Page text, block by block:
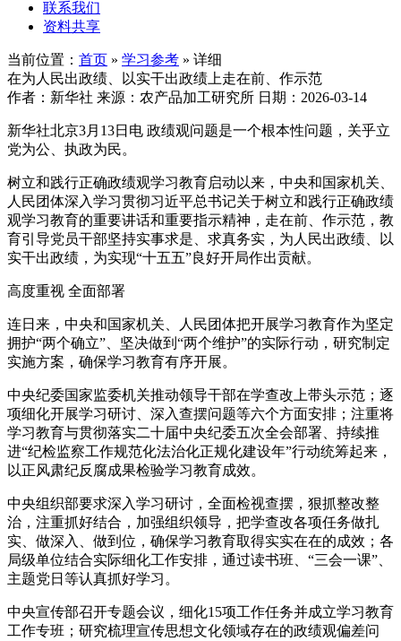
联系我们
资料共享
当前位置： 首页 » 学习参考 » 详细
在为人民出政绩、以实干出政绩上走在前、作示范
作者：新华社 来源：农产品加工研究所 日期：2026-03-14
新华社北京3月13日电 政绩观问题是一个根本性问题，关乎立
党为公、执政为民。
树立和践行正确政绩观学习教育启动以来，中央和国家机关、
人民团体深入学习贯彻习近平总书记关于树立和践行正确政绩
观学习教育的重要讲话和重要指示精神，走在前、作示范，教
育引导党员干部坚持实事求是、求真务实，为人民出政绩、以
实干出政绩，为实现“十五五”良好开局作出贡献。
高度重视 全面部署
连日来，中央和国家机关、人民团体把开展学习教育作为坚定
拥护“两个确立”、坚决做到“两个维护”的实际行动，研究制定
实施方案，确保学习教育有序开展。
中央纪委国家监委机关推动领导干部在学查改上带头示范；逐
项细化开展学习研讨、深入查摆问题等六个方面安排；注重将
学习教育与贯彻落实二十届中央纪委五次全会部署、持续推
进“纪检监察工作规范化法治化正规化建设年”行动统筹起来，
以正风肃纪反腐成果检验学习教育成效。
中央组织部要求深入学习研讨，全面检视查摆，狠抓整改整
治，注重抓好结合，加强组织领导，把学查改各项任务做扎
实、做深入、做到位，确保学习教育取得实实在在的成效；各
局级单位结合实际细化工作安排，通过读书班、“三会一课”、
主题党日等认真抓好学习。
中央宣传部召开专题会议，细化15项工作任务并成立学习教育
工作专班；研究梳理宣传思想文化领域存在的政绩观偏差问